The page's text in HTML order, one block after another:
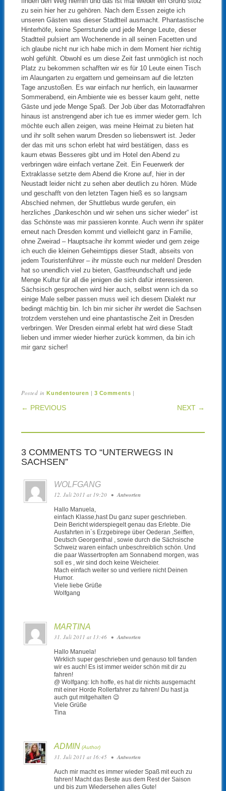
zu sein hier her zu gehören. Nach dem Essen zeigte ich
unseren Gästen was dieser Stadtteil ausmacht. Phantastische
Hinterhöfe, keine Sperrstunde und jede Menge Leute, dieser
Stadtteil pulsiert am Wochenende in all seinen Facetten und
ich glaube nicht nur ich habe mich in dem Moment hier richtig
wohl gefühlt. Obwohl es um diese Zeit fast unmöglich ist noch
Platz zu bekommen schafften wir es für 10 Leute einen Tisch
im Alaungarten zu ergattern und gemeinsam auf die letzten
Tage anzustoßen. Es war einfach nur herrlich, ein lauwarmer
Sommerabend, ein Ambiente wie es besser kaum geht, nette
Gäste und jede Menge Spaß. Der Job über das Motorradfahren
hinaus ist anstrengend aber ich tue es immer wieder gern. Ich
möchte euch allen zeigen, was meine Heimat zu bieten hat
und ihr sollt sehen warum Dresden so liebenswert ist. Jeder
der das mit uns schon erlebt hat wird bestätigen, dass es
kaum etwas Besseres gibt und im Hotel den Abend zu
verbringen wäre einfach vertane Zeit. Ein Feuerwerk der
Extraklasse setzte dem Abend die Krone auf, hier in der
Neustadt leider nicht zu sehen aber deutlich zu hören. Müde
und geschafft von den letzten Tagen hieß es so langsam
Abschied nehmen, der Shuttlebus wurde gerufen, ein
herzliches „Dankeschön und wir sehen uns sicher wieder“ ist
das Schönste was mir passieren konnte. Auch wenn ihr später
erneut nach Dresden kommt und vielleicht ganz in Familie,
ohne Zweirad – Hauptsache ihr kommt wieder und gern zeige
ich euch die kleinen Geheimtipps dieser Stadt, abseits von
jedem Touristenführer – ihr müsste euch nur melden! Dresden
hat so unendlich viel zu bieten, Gastfreundschaft und jede
Menge Kultur für all die jenigen die sich dafür interessieren.
Sächsisch gesprochen wird hier auch, selbst wenn ich da so
einige Male selber passen muss weil ich diesem Dialekt nur
bedingt mächtig bin. Ich bin mir sicher ihr werdet die Sachsen
trotzdem verstehen und eine phantastische Zeit in Dresden
verbringen. Wer Dresden einmal erlebt hat wird diese Stadt
lieben und immer wieder hierher zurück kommen, da bin ich
mir ganz sicher!
Posted inKundentouren | 3 Comments |
POST NAVIGATION
← PREVIOUS NEXT →
3 COMMENTS TO “UNTERWEGS IN
SACHSEN”
WOLFGANG
12. Juli 2011 at 19:20 • Antworten
Hallo Manuela,
einfach Klasse,hast Du ganz super geschrieben.
Dein Bericht widerspiegelt genau das Erlebte. Die
Ausfahrten in`s Erzgebirege über Oederan ,Seiffen,
Deutsch Georgenthal , sowie durch die Sächsische
Schweiz waren einfach unbeschreiblich schön. Und
die paar Wassertropfen am Sonnabend morgen, was
soll es , wir sind doch keine Weicheier.
Mach einfach weiter so und verliere nicht Deinen
Humor.
Viele liebe Grüße
Wolfgang
MARTINA
31. Juli 2011 at 13:46 • Antworten
Hallo Manuela!
Wirklich super geschrieben und genauso toll fanden
wir es auch! Es ist immer weider schön mit dir zu
fahren!
@ Wolfgang: Ich hoffe, es hat dir nichts ausgemacht
mit einer Horde Rollerfahrer zu fahren! Du hast ja
auch gut mitgehalten 😉
Viele Grüße
Tina
ADMIN
31. Juli 2011 at 16:45 • Antworten
Auch mir macht es immer wieder Spaß mit euch zu
fahren! Macht das Beste aus dem Rest der Saison
und bis zum Wiedersehen alles Gute!